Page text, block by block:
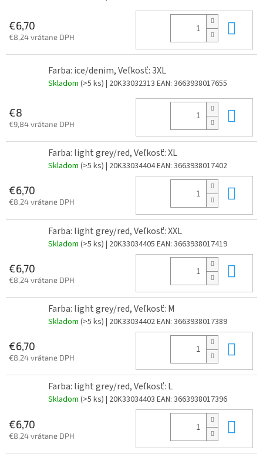
€6,70
€8,24 vrátane DPH
Farba: ice/denim, Veľkosť: 3XL
Skladom (>5 ks) | 20K33032313 EAN: 3663938017655
€8
€9,84 vrátane DPH
Farba: light grey/red, Veľkosť: XL
Skladom (>5 ks) | 20K33034404EAN: 3663938017402
€6,70
€8,24 vrátane DPH
Farba: light grey/red, Veľkosť: XXL
Skladom (>5 ks) | 20K33034405 EAN: 3663938017419
€6,70
€8,24 vrátane DPH
Farba: light grey/red, Veľkosť: M
Skladom (>5 ks) | 20K33034402EAN: 3663938017389
€6,70
€8,24 vrátane DPH
Farba: light grey/red, Veľkosť: L
Skladom (>5 ks) | 20K33034403 EAN: 3663938017396
€6,70
€8,24 vrátane DPH